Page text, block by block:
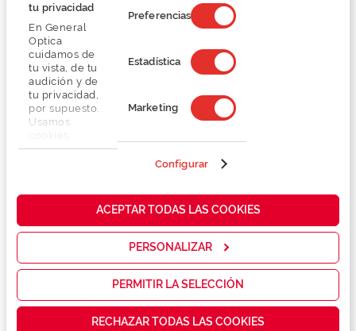
tu privacidad
En General
Optica
cuidamos de
tu vista, de tu
audición y de
tu privacidad,
por supuesto.
Usamos
propias y de
cómo mejorar
servicios y
las
que realmente
Preferencias
Estadística
Marketing
Configurar
ACEPTAR TODAS LAS COOKIES
PERSONALIZAR
PERMITIR LA SELECCIÓN
RECHAZAR TODAS LAS COOKIES
Detalhes
Serviços exclusivos